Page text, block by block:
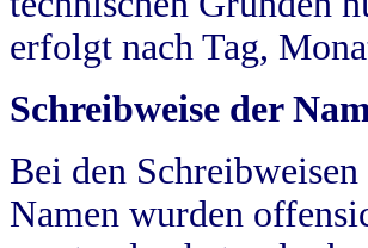
erfolgt nach Tag,
Schreibweise der
Bei den
Namen wurden